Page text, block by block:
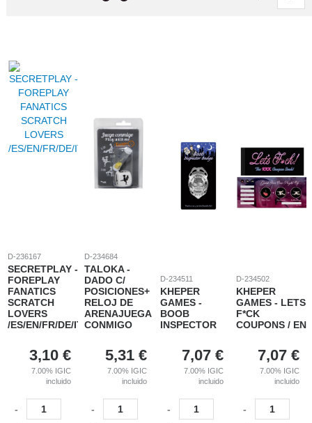
D-236167
SECRETPLAY -
FOREPLAY
FANATICS
SCRATCH
LOVERS
/ES/EN/FR/DE/IT/PT/NL/PL/
3,10 €
7.00% IGIC
incluido
-
D-234684
TALOKA -
DADO C/
POSICIONES+
RELOJ DE
ARENAJUEGA
CONMIGO
5,31 €
7.00% IGIC
incluido
-
D-234511
KHEPER
GAMES -
BOOB
INSPECTOR
7,07 €
7.00% IGIC
incluido
-
D-234502
KHEPER
GAMES - LETS
F*CK
COUPONS / EN
7,07 €
7.00% IGIC
incluido
-